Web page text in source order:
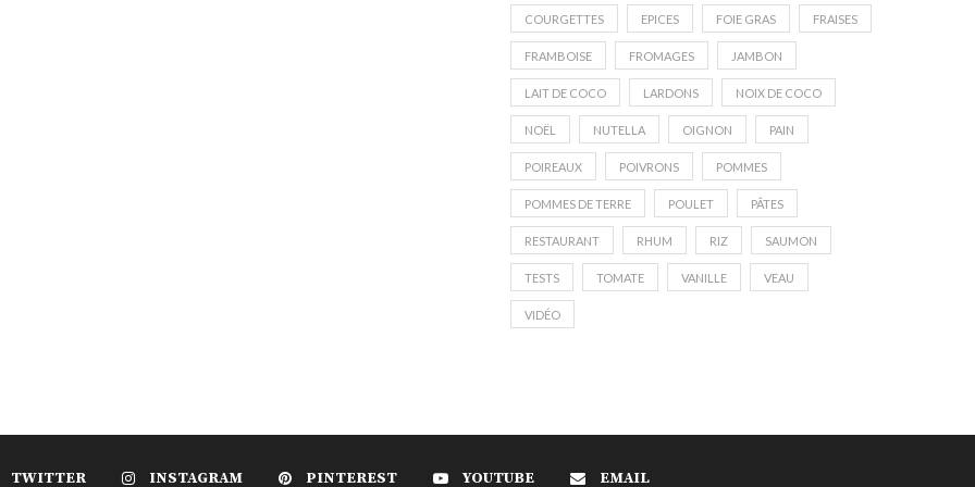
COURGETTES EPICES FOIE GRAS FRAISES
FRAMBOISE FROMAGES JAMBON
LAIT DE COCO LARDONS NOIX DE COCO
NOËL NUTELLA OIGNON PAIN
POIREAUX POIVRONS POMMES
POMMES DE TERRE POULET PÂTES
RESTAURANT RHUM RIZ SAUMON
TESTS TOMATE VANILLE VEAU
VIDÉO
TWITTER INSTAGRAM PINTEREST YOUTUBE EMAIL